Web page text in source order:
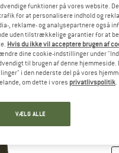
funktioner på vores website.
for at personalisere indhold og
, reklame- og analysepartnere også
uden tilstrækkelige garantier for at
Hvis du ikke vil acceptere brugen af
dine cookie-indstillinger under
til brugen af denne hjemmeside.
i den nederste del på vores
om dette i vores privatlivspolitik.
VÆLG ALLE